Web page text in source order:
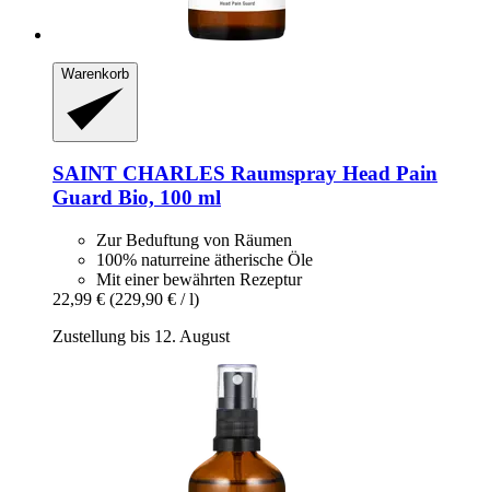
Warenkorb
SAINT CHARLES Raumspray Head Pain
Guard Bio, 100 ml
Zur Beduftung von Räumen
100% naturreine ätherische Öle
Mit einer bewährten Rezeptur
22,99 € (229,90 € / l)
Zustellung bis 12. August